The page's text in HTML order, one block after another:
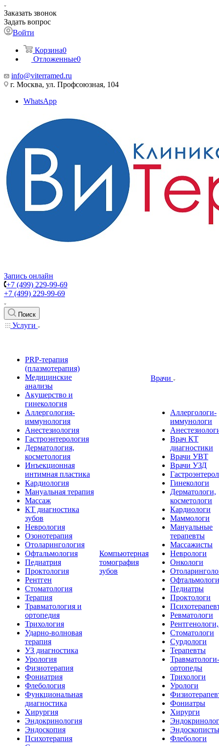
Заказать звонок
Задать вопрос
Войти
Корзина0
Отложенные0
info@viterramed.ru
г. Москва, ул. Профсоюзная, 104
WhatsApp
Запись онлайн
+7 (499) 229-99-69
+7 (499) 229-99-69
Поиск
Услуги
PRP-терапия
(плазмотерапия)
Медицинские
анализы
Акушерство и
гинекология
Аллергология-
иммунология
Анестезиология
Гастроэнтерология
Дерматология,
косметология
Инъекционная
интимная пластика
Кардиология
Мануальная терапия
Массаж
КТ диагностика
зубов
Неврология
Озонотерапия
Отоларингология
Офтальмология
Педиатрия
Проктология
Рентген
Стоматология
Терапия
Травматология и
ортопедия
Трихология
Ударно-волновая
терапия
УЗ диагностика
Урология
Физиотерапия
Фониатрия
Флебология
Функциональная
диагностика
Хирургия
Эндокринология
Эндоскопия
Психотерапия
Компьютерная
томография
зубов
Врачи
Аллергологи-
иммунологи
Врач КТ
диагностики
Врачи УВТ
Врачи УЗД
Гинекологи
Дерматологи,
косметологи
Кардиологи
Маммологи
Мануальные
терапевты
Массажисты
Неврологи
Онкологи
Офтальмологи
Педиатры
Проктологи
Ревматологи
Стоматологи
Сурдологи
Терапевты
Травматологи-
ортопеды
Трихологи
Урологи
Фониатры
Хирурги
Эндоскописты
Флебологи